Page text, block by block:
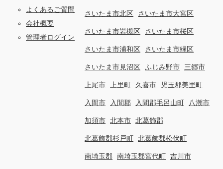
よくあるご質問
会社概要
管理者ログイン
さいたま市北区 さいたま市大宮区
さいたま市岩槻区 さいたま市桜区
さいたま市浦和区 さいたま市緑区
さいたま市見沼区 ふじみ野市 三郷市
上尾市 上里町 久喜市 児玉郡美里町
入間市 入間郡 入間郡毛呂山町 八潮市
加須市 北本市 北葛飾郡
北葛飾郡杉戸町 北葛飾郡松伏町
南埼玉郡 南埼玉郡宮代町 吉川市